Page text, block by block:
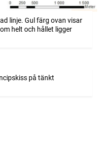
linje. Gul färg ovan visar
helt och hållet ligger
på tänkt